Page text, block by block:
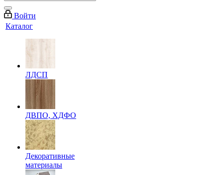
Войти
Каталог
ЛДСП
ДВПО, ХДФО
Декоративные
материалы